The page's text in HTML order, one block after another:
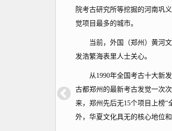
院考古研究所等挖掘的河南巩
觉项目最多的城市。
当前，外国（郑州）黄河文
发浩繁海表里人士关心。
从1990年全国考古十大新发
古都郑州的最新考古发觉一次
来，郑州先后无15个项目上榜
外，华夏文化具无的核心地位